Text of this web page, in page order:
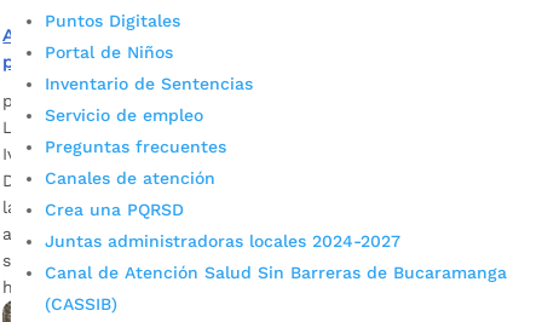
Puntos Digitales
Portal de Niños
Inventario de Sentencias
Servicio de empleo
Preguntas frecuentes
Canales de atención
Crea una PQRSD
Juntas administradoras locales 2024-2027
Canal de Atención Salud Sin Barreras de Bucaramanga
(CASSIB)
Alcaldía de Bucaramanga intensifica la construcción de
pozos sépticos en el sector rural
por
La inversión en este proyecto asciende a los $2.401 millones.
Iván José Vargas, secretario de Infraestructura del Municipio
Descargar audio El propósito es garantizar el tratamiento de
las aguas residuales y disminuir el impacto sobre el medio
ambiente en los tres corregimientos de la capital
santandereana (en esta zona habitan cerca de 10.112
habitantes). “El […]